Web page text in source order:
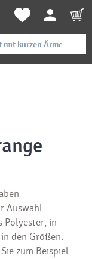
Auswahl
Polyester, in
den Größen:
zum Beispiel